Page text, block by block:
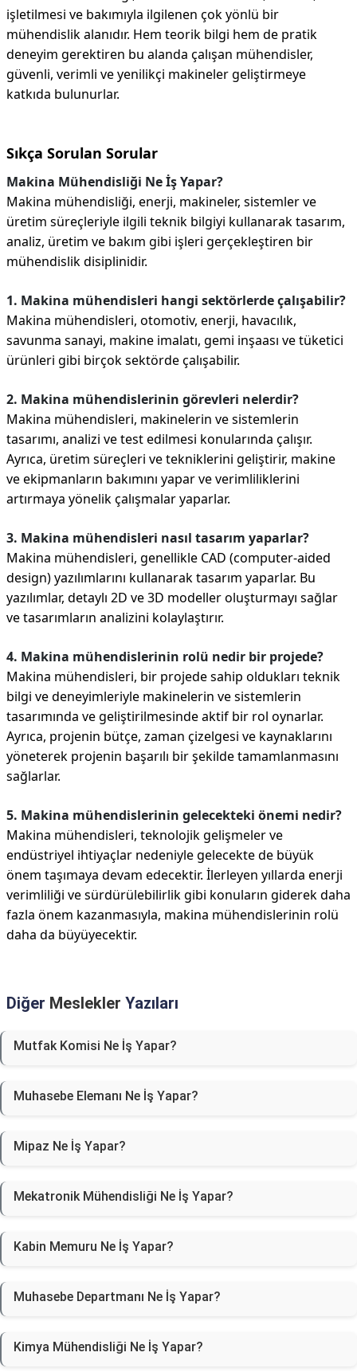
işletilmesi ve bakımıyla ilgilenen çok yönlü bir
mühendislik alanıdır. Hem teorik bilgi hem de pratik
deneyim gerektiren bu alanda çalışan mühendisler,
güvenli, verimli ve yenilikçi makineler geliştirmeye
katkıda bulunurlar.
Sıkça Sorulan Sorular
Makina Mühendisliği Ne İş Yapar?
Makina mühendisliği, enerji, makineler, sistemler ve
üretim süreçleriyle ilgili teknik bilgiyi kullanarak tasarım,
analiz, üretim ve bakım gibi işleri gerçekleştiren bir
mühendislik disiplinidir.
1. Makina mühendisleri hangi sektörlerde çalışabilir?
Makina mühendisleri, otomotiv, enerji, havacılık,
savunma sanayi, makine imalatı, gemi inşaası ve tüketici
ürünleri gibi birçok sektörde çalışabilir.
2. Makina mühendislerinin görevleri nelerdir?
Makina mühendisleri, makinelerin ve sistemlerin
tasarımı, analizi ve test edilmesi konularında çalışır.
Ayrıca, üretim süreçleri ve tekniklerini geliştirir, makine
ve ekipmanların bakımını yapar ve verimliliklerini
artırmaya yönelik çalışmalar yaparlar.
3. Makina mühendisleri nasıl tasarım yaparlar?
Makina mühendisleri, genellikle CAD (computer-aided
design) yazılımlarını kullanarak tasarım yaparlar. Bu
yazılımlar, detaylı 2D ve 3D modeller oluşturmayı sağlar
ve tasarımların analizini kolaylaştırır.
4. Makina mühendislerinin rolü nedir bir projede?
Makina mühendisleri, bir projede sahip oldukları teknik
bilgi ve deneyimleriyle makinelerin ve sistemlerin
tasarımında ve geliştirilmesinde aktif bir rol oynarlar.
Ayrıca, projenin bütçe, zaman çizelgesi ve kaynaklarını
yöneterek projenin başarılı bir şekilde tamamlanmasını
sağlarlar.
5. Makina mühendislerinin gelecekteki önemi nedir?
Makina mühendisleri, teknolojik gelişmeler ve
endüstriyel ihtiyaçlar nedeniyle gelecekte de büyük
önem taşımaya devam edecektir. İlerleyen yıllarda enerji
verimliliği ve sürdürülebilirlik gibi konuların giderek daha
fazla önem kazanmasıyla, makina mühendislerinin rolü
daha da büyüyecektir.
Diğer Meslekler Yazıları
Mutfak Komisi Ne İş Yapar?
Muhasebe Elemanı Ne İş Yapar?
Mipaz Ne İş Yapar?
Mekatronik Mühendisliği Ne İş Yapar?
Kabin Memuru Ne İş Yapar?
Muhasebe Departmanı Ne İş Yapar?
Kimya Mühendisliği Ne İş Yapar?